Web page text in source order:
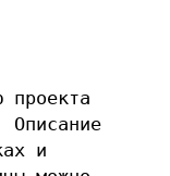
проекта
и